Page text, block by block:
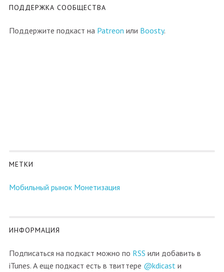
ПОДДЕРЖКА СООБЩЕСТВА
Поддержите подкаст на Patreon или Boosty.
МЕТКИ
Мобильный рынок Монетизация
ИНФОРМАЦИЯ
Подписаться на подкаст можно по RSS или добавить в
iTunes. А еще подкаст есть в твиттере @kdicast и